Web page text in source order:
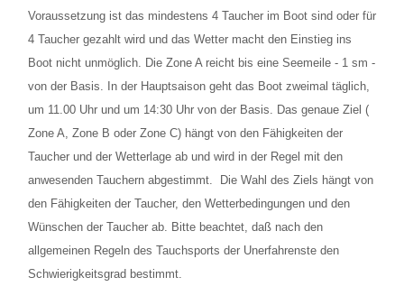
Geröllfeld
Großes Steinfeld
Bootsausfahrten Zone B
Bootsausfahrten Zone C
WETTER
PREISE
Voraussetzung ist das mindestens 4 Taucher im Boot sind oder für
4 Taucher gezahlt wird und das Wetter macht den Einstieg ins
Boot nicht unmöglich. Die Zone A reicht bis eine Seemeile - 1 sm -
von der Basis. In der Hauptsaison geht das Boot zweimal täglich,
um 11.00 Uhr und um 14:30 Uhr von der Basis. Das genaue Ziel (
Zone A, Zone B oder Zone C) hängt von den Fähigkeiten der
Taucher und der Wetterlage ab und wird in der Regel mit den
anwesenden Tauchern abgestimmt. Die Wahl des Ziels hängt von
den Fähigkeiten der Taucher, den Wetterbedingungen und den
Wünschen der Taucher ab. Bitte beachtet, daß nach den
allgemeinen Regeln des Tauchsports der Unerfahrenste den
Schwierigkeitsgrad bestimmt.